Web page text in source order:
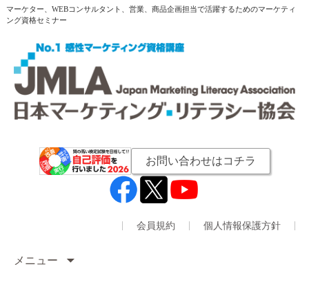
マーケター、WEBコンサルタント、営業、商品企画担当で活躍するためのマーケティ
ング資格セミナー
お問い合わせはコチラ
会員規約 個人情報保護方針
メニュー